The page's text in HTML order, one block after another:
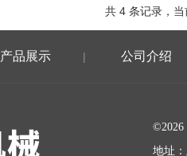
共 4 条记录，
产品展示 | 公司介绍
地址